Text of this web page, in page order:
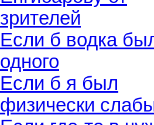
зрителей
Если б водка
одного
Если б я был
физически